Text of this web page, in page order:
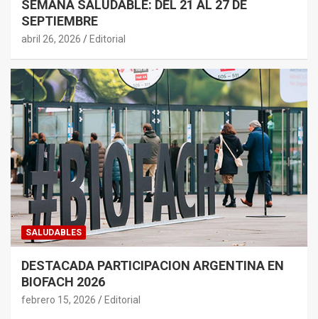
SEMANA SALUDABLE: DEL 21 AL 27 DE
SEPTIEMBRE
abril 26, 2026 Editorial
SALUDABLES
DESTACADA PARTICIPACION ARGENTINA EN
BIOFACH 2026
febrero 15, 2026 Editorial